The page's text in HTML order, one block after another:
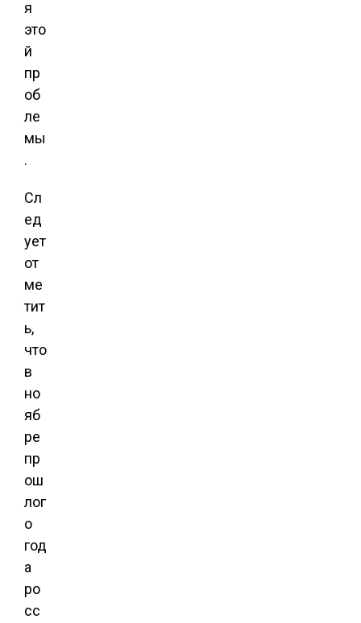
я
это
й
пр
об
ле
мы
.
Сл
ед
ует
от
ме
тит
ь,
что
в
но
яб
ре
пр
ош
лог
о
год
а
ро
сс